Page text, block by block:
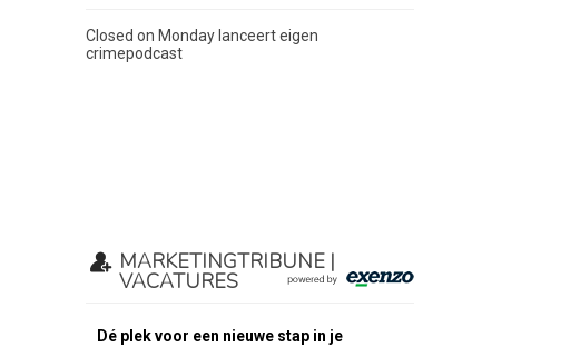
Closed on Monday lanceert eigen
crimepodcast
MARKETINGTRIBUNE |
VACATURES
Dé plek voor een nieuwe stap in je